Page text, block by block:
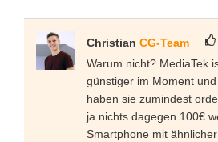
Christian CG-Team
Warum nicht? MediaTek
günstiger im Moment
haben sie zumindest
ja nichts dagegen 100€
Smartphone mit